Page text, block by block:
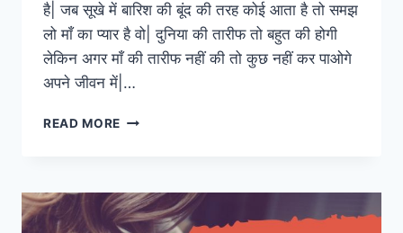
है| जब सूखे में बारिश की बूंद की तरह कोई आता है तो समझ
लो माँ का प्यार है वो| दुनिया की तारीफ तो बहुत की होगी
लेकिन अगर माँ की तारीफ नहीं की तो कुछ नहीं कर पाओगे
अपने जीवन में|…
READ MORE HAPPY
IN
HINDI